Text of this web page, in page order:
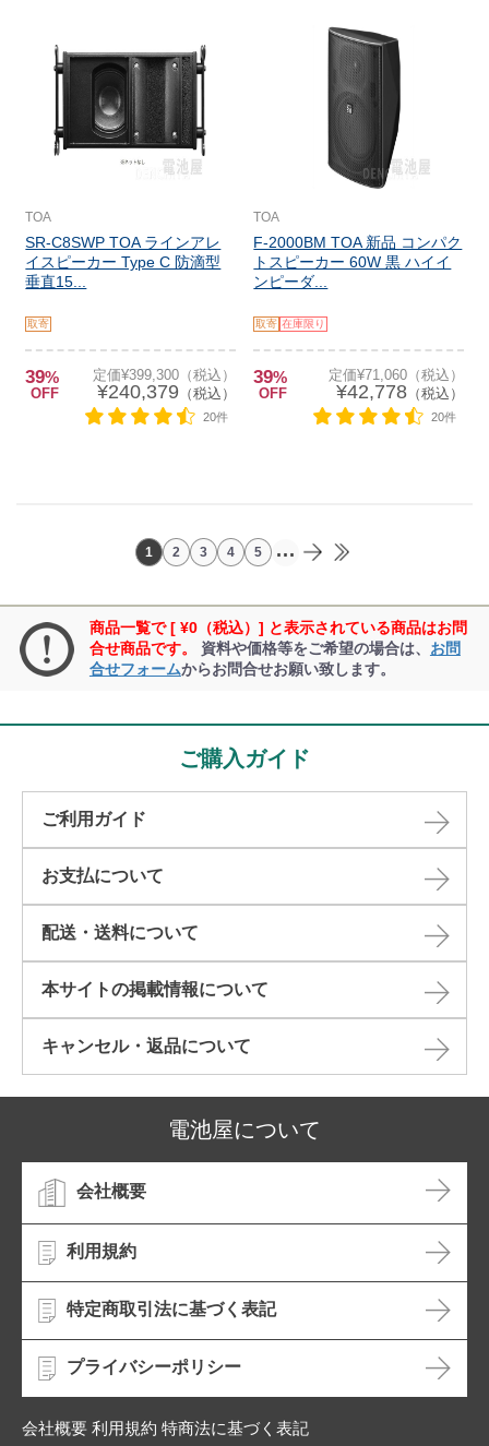
TOA
SR-C8SWP TOA ラインアレ
イスピーカー Type C 防滴型
垂直15...
取寄
39%
OFF
定価¥399,300（税込）
¥240,379 （税込）
20件
TOA
F-2000BM TOA 新品 コンパク
トスピーカー 60W 黒 ハイイ
ンピーダ...
取寄 在庫限り
39%
OFF
定価¥71,060（税込）
¥42,778（税込）
20件
1 2 3 4 5 ...
商品一覧で [ ¥0（税込）] と表示されている商品はお問
合せ商品です。
資料や価格等をご希望の場合は、 お問
合せフォームからお問合せお願い致します。
ご購入ガイド
ご利用ガイド
お支払について
配送・送料について
本サイトの掲載情報について​
キャンセル・返品について​
電池屋について
会社概要
利用規約
特定商取引法に基づく表記
プライバシーポリシー
会社概要 利用規約 特商法に基づく表記